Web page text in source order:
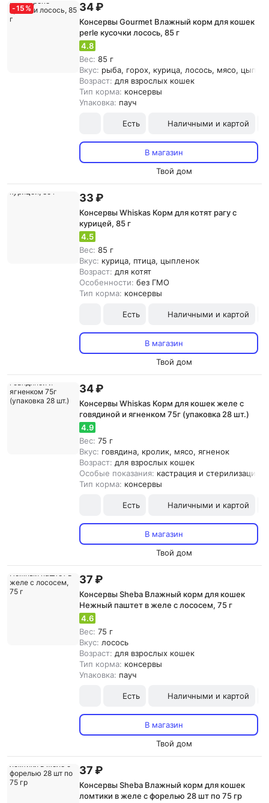
-15 % 34 ₽
Консервы Gourmet Влажный корм для кошек
perle кусочки лосось, 85 г
4.8
Вес: 85 г
Вкус: рыба, горох, курица, лосось, мясо,
Возраст: для взрослых кошек
Тип корма: консервы
Упаковка: пауч
Есть Наличными и картой
В магазин
Твой дом
33 ₽
Консервы Whiskas Корм для котят рагу с
курицей, 85 г
4.5
Вес: 85 г
Вкус: курица, птица, цыпленок
Возраст: для котят
Особенности: без ГМО
Тип корма: консервы
Есть Наличными и картой
В магазин
Твой дом
34 ₽
Консервы Whiskas Корм для кошек желе с
говядиной и ягненком 75г (упаковка 28 шт.)
4.9
Вес: 75 г
Вкус: говядина, кролик, мясо, ягненок
Возраст: для взрослых кошек
Особые показания: кастрация и стерилизация
Тип корма: консервы
Есть Наличными и картой
В магазин
Твой дом
37 ₽
Консервы Sheba Влажный корм для кошек
Нежный паштет в желе с лососем, 75 г
4.6
Вес: 75 г
Вкус: лосось
Возраст: для взрослых кошек
Тип корма: консервы
Упаковка: пауч
Есть Наличными и картой
В магазин
Твой дом
37 ₽
Консервы Sheba Влажный корм для кошек
ломтики в желе с форелью 28 шт по 75 гр